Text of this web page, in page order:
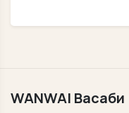
WANWAI Васаби